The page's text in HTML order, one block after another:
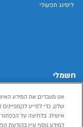
ליסינג תפעולי
חשמלי
רכב חשמלי
הכל על רכב חשמלי
אנו מעבדים את המידע
שלנו, כדי לסייע
אישית. בלחיצה על הכפתור
למידע נוסף עיין בהודעת